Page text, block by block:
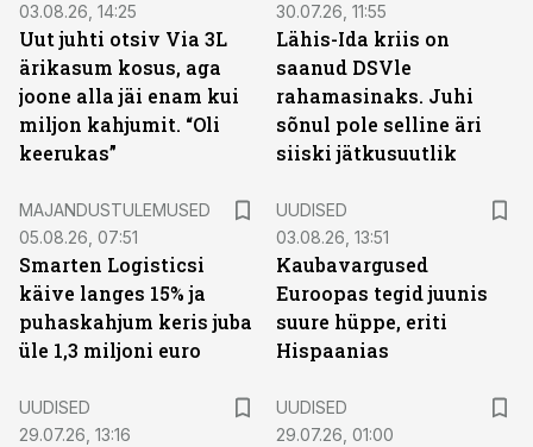
03.08.26, 14:25
Uut juhti otsiv Via 3L
ärikasum kosus, aga
joone alla jäi enam kui
miljon kahjumit. “Oli
keerukas”
30.07.26, 11:55
Lähis-Ida kriis on
saanud DSVle
rahamasinaks. Juhi
sõnul pole selline äri
siiski jätkusuutlik
MAJANDUSTULEMUSED
05.08.26, 07:51
Smarten Logisticsi
käive langes 15% ja
puhaskahjum keris juba
üle 1,3 miljoni euro
UUDISED
03.08.26, 13:51
Kaubavargused
Euroopas tegid juunis
suure hüppe, eriti
Hispaanias
UUDISED
29.07.26, 13:16
UUDISED
29.07.26, 01:00